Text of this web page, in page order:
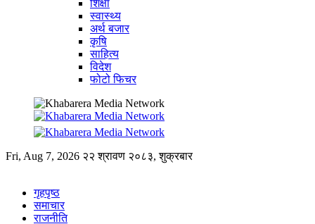
शिक्षा
स्वास्थ्य
अर्थ बजार
कृषि
साहित्य
विदेश
फोटो फिचर
Fri, Aug 7, 2026 २२ श्रावण २०८३, शुक्रबार
गृहपृष्ठ
समाचार
राजनीति